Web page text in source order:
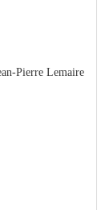
Pierre Lemaire